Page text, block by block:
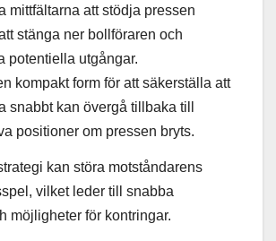
mittfältarna att stödja pressen
stänga ner bollföraren och
potentiella utgångar.
kompakt form för att säkerställa att
snabbt kan övergå tillbaka till
positioner om pressen bryts.
kan störa motståndarens
vilket leder till snabba
möjligheter för kontringar.